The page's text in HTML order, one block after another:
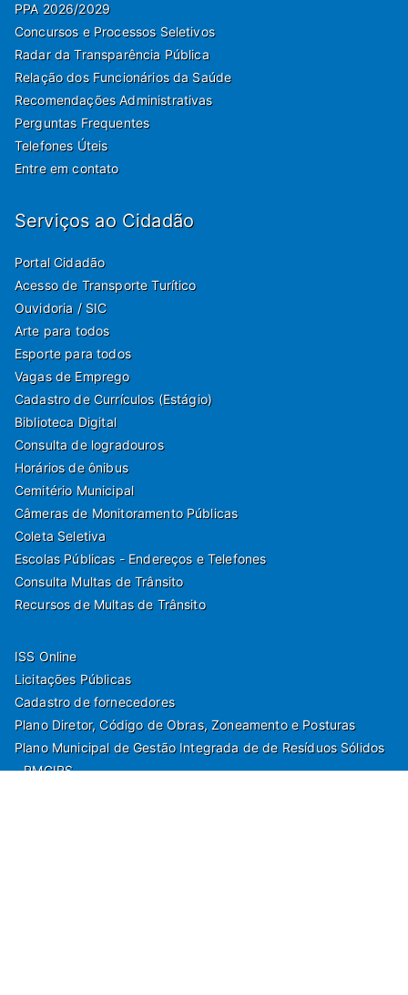
PPA 2026/2029
Concursos e Processos Seletivos
Radar da Transparência Pública
Relação dos Funcionários da Saúde
Recomendações Administrativas
Perguntas Frequentes
Telefones Úteis
Entre em contato
Serviços ao Cidadão
Portal Cidadão
Acesso de Transporte Turítico
Ouvidoria / SIC
Arte para todos
Esporte para todos
Vagas de Emprego
Cadastro de Currículos (Estágio)
Biblioteca Digital
Consulta de logradouros
Horários de ônibus
Cemitério Municipal
Câmeras de Monitoramento Públicas
Coleta Seletiva
Escolas Públicas - Endereços e Telefones
Consulta Multas de Trânsito
Recursos de Multas de Trânsito
ISS Online
Licitações Públicas
Cadastro de fornecedores
Plano Diretor, Código de Obras, Zoneamento e Posturas
Plano Municipal de Gestão Integrada de de Resíduos Sólidos
- PMGIRS